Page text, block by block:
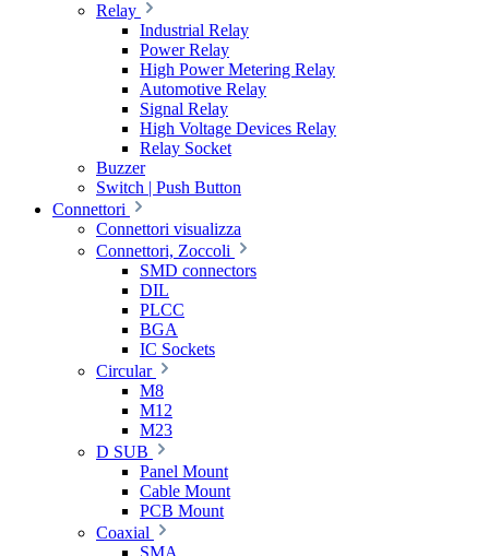
Relay
Industrial Relay
Power Relay
High Power Metering Relay
Automotive Relay
Signal Relay
High Voltage Devices Relay
Relay Socket
Buzzer
Switch | Push Button
Connettori
Connettori visualizza
Connettori, Zoccoli
SMD connectors
DIL
PLCC
BGA
IC Sockets
Circular
M8
M12
M23
D SUB
Panel Mount
Cable Mount
PCB Mount
Coaxial
SMA